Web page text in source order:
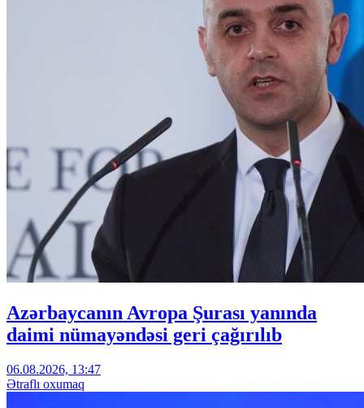
Azərbaycanın Avropa Şurası yanında
daimi nümayəndəsi geri çağırılıb
06.08.2026, 13:47
Ətraflı oxumaq